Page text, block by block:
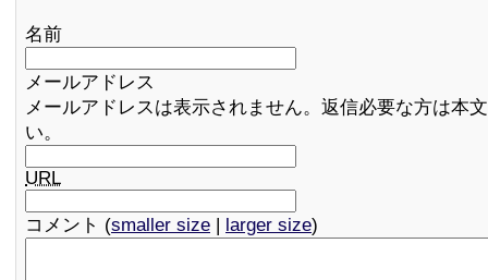
名前
メールアドレス
メールアドレスは表示されません。返信必要な方は本
い。
URL
コメント (smaller size | larger size)